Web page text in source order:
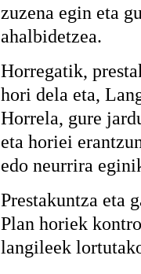
zuzena egin eta
ahalbidetzea.
Horregatik,
hori dela eta,
Horrela, gure
eta horiei
edo neurrira
Prestakuntza eta
Plan horiek
langileek